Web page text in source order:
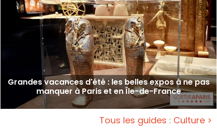
Grandes vacances d'été : les belles expos à ne pas
manquer à Paris et en Île-de-France
Tous les guides : Culture >